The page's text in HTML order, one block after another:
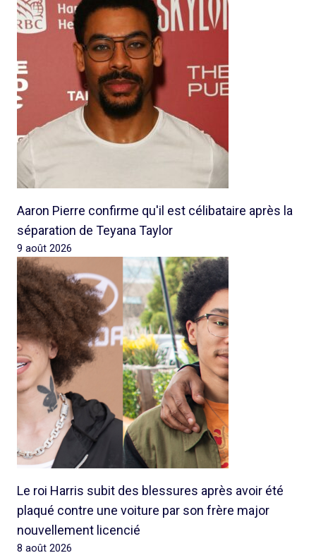
Aaron Pierre confirme qu'il est célibataire après la
séparation de Teyana Taylor
9 août 2026
Le roi Harris subit des blessures après avoir été
plaqué contre une voiture par son frère major
nouvellement licencié
8 août 2026